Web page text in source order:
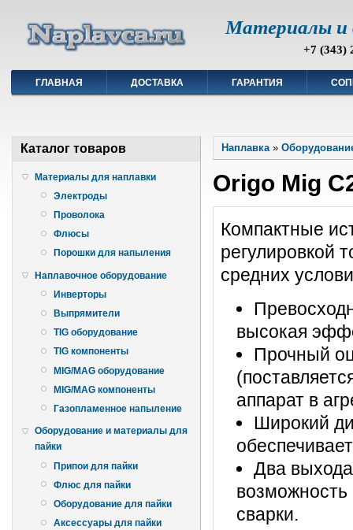
Материалы и
+7 (343)
ГЛАВНАЯ ДОСТАВКА ГАРАНТИЯ
Каталог товаров
Материалы для наплавки
Электроды
Проволока
Флюсы
Порошки для напыления
Наплавочное оборудование
Инверторы
Выпрямители
TIG оборудование
TIG компоненты
MIG/MAG оборудование
MIG/MAG компоненты
Газопламенное напыление
Оборудование и материалы для
пайки
Припои для пайки
Флюс для пайки
Оборудование для пайки
Аксессуары для пайки
Наплавка»
Origo Mig
Компактные
регулировкой
средних
высокая
Прочный
аппарат в
Широкий
Два
возможность
сварки.